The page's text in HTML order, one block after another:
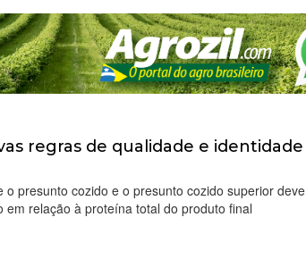
regras de qualidade e
o presunto cozido e o presunto cozido superior
em relação à proteína total do produto final